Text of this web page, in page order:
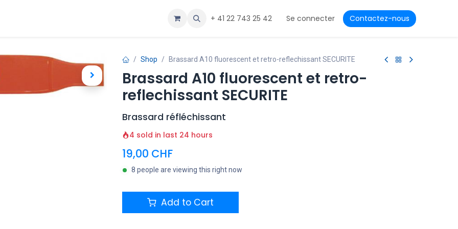
+ 41 22 743 25 42 Se connecter Contactez-nous
Shop Brassard A10 fluorescent et retro-reflechissant SECURITE
Brassard A10 fluorescent et retro-
reflechissant SECURITE
Brassard réfléchissant
4 sold in last 24 hours
19,00 CHF
8 people are viewing this right now
Add to Cart